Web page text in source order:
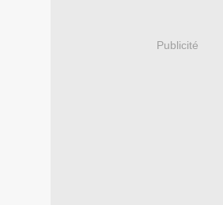
Publicité